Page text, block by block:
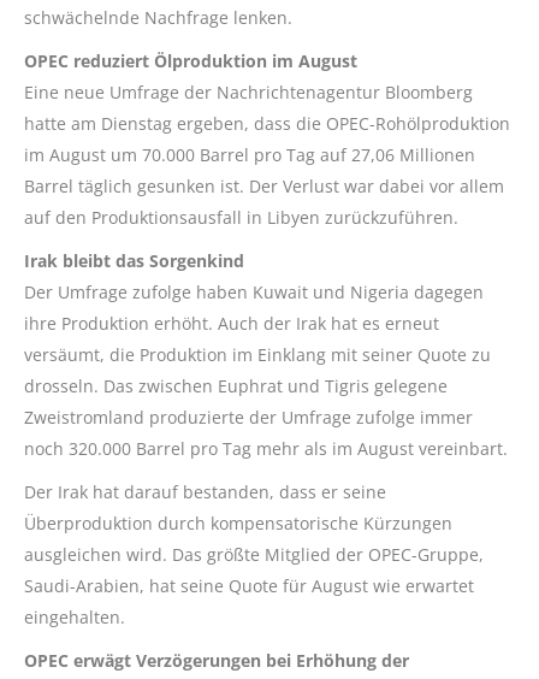
schwächelnde Nachfrage lenken.
OPEC reduziert Ölproduktion im August
Eine neue Umfrage der Nachrichtenagentur Bloomberg
hatte am Dienstag ergeben, dass die OPEC-Rohölproduktion
im August um 70.000 Barrel pro Tag auf 27,06 Millionen
Barrel täglich gesunken ist. Der Verlust war dabei vor allem
auf den Produktionsausfall in Libyen zurückzuführen.
Irak bleibt das Sorgenkind
Der Umfrage zufolge haben Kuwait und Nigeria dagegen
ihre Produktion erhöht. Auch der Irak hat es erneut
versäumt, die Produktion im Einklang mit seiner Quote zu
drosseln. Das zwischen Euphrat und Tigris gelegene
Zweistromland produzierte der Umfrage zufolge immer
noch 320.000 Barrel pro Tag mehr als im August vereinbart.
Der Irak hat darauf bestanden, dass er seine
Überproduktion durch kompensatorische Kürzungen
ausgleichen wird. Das größte Mitglied der OPEC-Gruppe,
Saudi-Arabien, hat seine Quote für August wie erwartet
eingehalten.
OPEC erwägt Verzögerungen bei Erhöhung der